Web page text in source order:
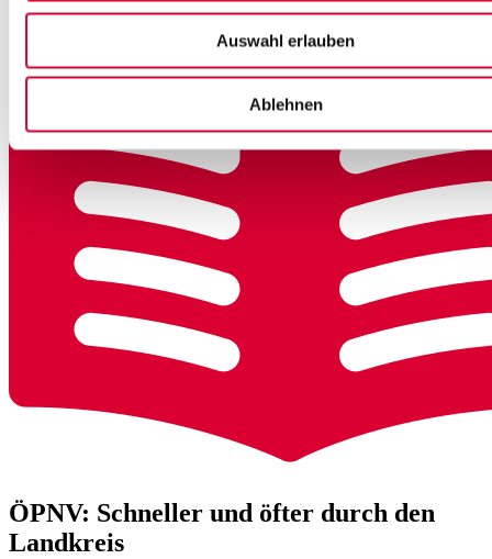
Auswahl erlauben
Ablehnen
ÖPNV: Schneller und öfter durch den
Landkreis